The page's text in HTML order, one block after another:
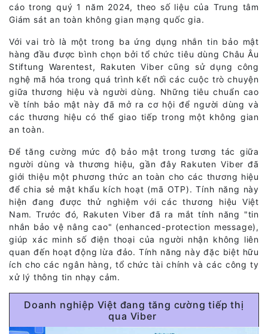
cáo trong quý 1 năm 2024, theo số liệu của Trung tâm
Giám sát an toàn không gian mạng quốc gia.
Với vai trò là một trong ba ứng dụng nhắn tin bảo mật
hàng đầu được bình chọn bởi tổ chức tiêu dùng Châu Âu
Stiftung Warentest, Rakuten Viber cũng sử dụng công
nghệ mã hóa trong quá trình kết nối các cuộc trò chuyện
giữa thương hiệu và người dùng. Những tiêu chuẩn cao
về tính bảo mật này đã mở ra cơ hội để người dùng và
các thương hiệu có thể giao tiếp trong một không gian
an toàn.
Để tăng cường mức độ bảo mật trong tương tác giữa
người dùng và thương hiệu, gần đây Rakuten Viber đã
giới thiệu một phương thức an toàn cho các thương hiệu
để chia sẻ mật khẩu kích hoạt (mã OTP). Tính năng này
hiện đang được thử nghiệm với các thương hiệu Việt
Nam. Trước đó, Rakuten Viber đã ra mắt tính năng "tin
nhắn bảo vệ nâng cao" (enhanced-protection message),
giúp xác minh số điện thoại của người nhận không liên
quan đến hoạt động lừa đảo. Tính năng này đặc biệt hữu
ích cho các ngân hàng, tổ chức tài chính và các công ty
xử lý thông tin nhạy cảm.
Doanh nghiệp Việt đang tăng cường tiếp thị
qua Viber